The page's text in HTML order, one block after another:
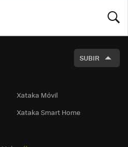
SUBIR
Xataka Móvil
Xataka Smart Home